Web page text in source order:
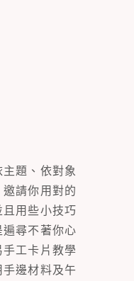
題、依對象
請你用對的
用些小技巧
尋不著你心
工卡片教學
邊材料及午